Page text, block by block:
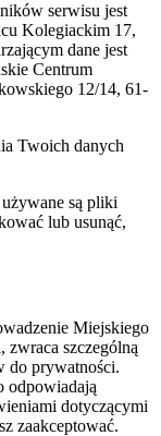
serwisu jest
Kolegiackim 17,
dane jest
Centrum
12/14, 61-
Twoich danych
są pliki
lub usunąć,
Miejskiego
zwraca szczególną
do prywatności.
odpowiadają
dotyczącymi
zaakceptować.